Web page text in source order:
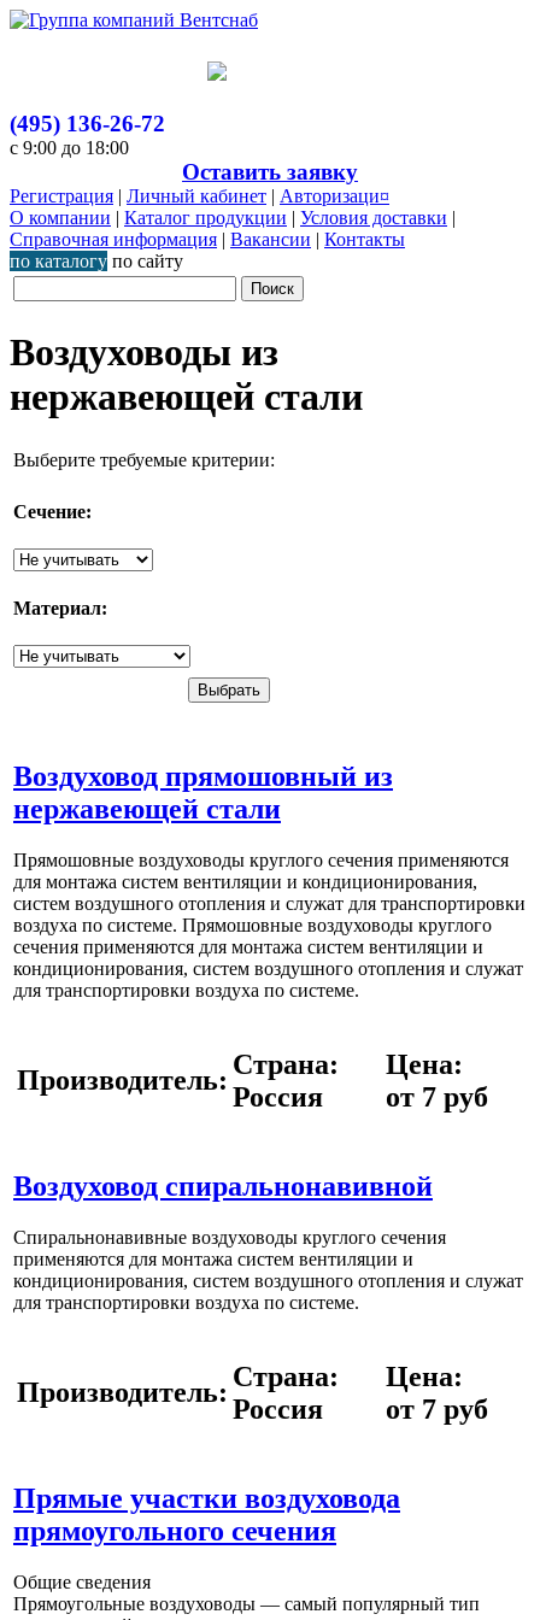
(495) 136-26-72
с 9:00 до 18:00
Оставить заявку
Регистрация | Личный кабинет | Авторизаци¤
О компании | Каталог продукции | Условия доставки |
Справочная информация | Вакансии | Контакты
по каталогу по сайту
Воздуховоды из
нержавеющей стали
Выберите требуемые критерии:
Сечение:
Материал:
Воздуховод прямошовный из
нержавеющей стали
Прямошовные воздуховоды круглого сечения применяются
для монтажа систем вентиляции и кондиционирования,
систем воздушного отопления и служат для транспортировки
воздуха по системе. Прямошовные воздуховоды круглого
сечения применяются для монтажа систем вентиляции и
кондиционирования, систем воздушного отопления и служат
для транспортировки воздуха по системе.
Производитель: Страна:
Россия
Цена:
от 7 руб
Воздуховод спиральнонавивной
Спиральнонавивные воздуховоды круглого сечения
применяются для монтажа систем вентиляции и
кондиционирования, систем воздушного отопления и служат
для транспортировки воздуха по системе.
Производитель: Страна:
Россия
Цена:
от 7 руб
Прямые участки воздуховода
прямоугольного сечения
Общие сведения
Прямоугольные воздуховоды — самый популярный тип